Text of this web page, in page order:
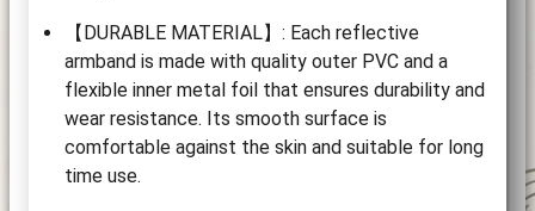
【DURABLE MATERIAL】: Each reflective
armband is made with quality outer PVC and a
flexible inner metal foil that ensures durability and
wear resistance. Its smooth surface is
comfortable against the skin and suitable for long
time use.